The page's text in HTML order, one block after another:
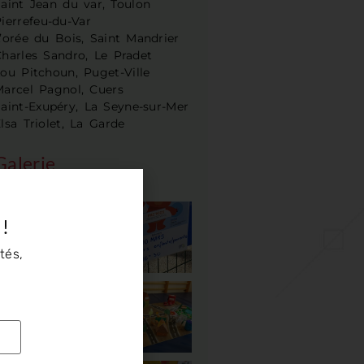
Jean du var, Toulon
du-Var
du Bois, Saint Mandrier
Sandro, Le Pradet
Pitchoun, Puget-Ville
Pagnol, Cuers
Exupéry, La Seyne-sur-Mer
Triolet, La Garde